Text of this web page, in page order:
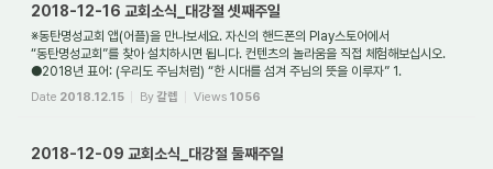
2018-12-16 교회소식_대강절 셋째주일
※동탄명성교회 앱(어플)을 만나보세요. 자신의 핸드폰의 Play스토어에서
“동탄명성교회”를 찾아 설치하시면 됩니다. 컨텐츠의 놀라움을 직접 체험해보십시오.
●2018년 표어: (우리도 주님처럼) “한 시대를 섬겨 주님의 뜻을 이루자” 1.
Date 2018.12.15 By갈렙 Views 1056
2018-12-09 교회소식_대강절 둘째주일